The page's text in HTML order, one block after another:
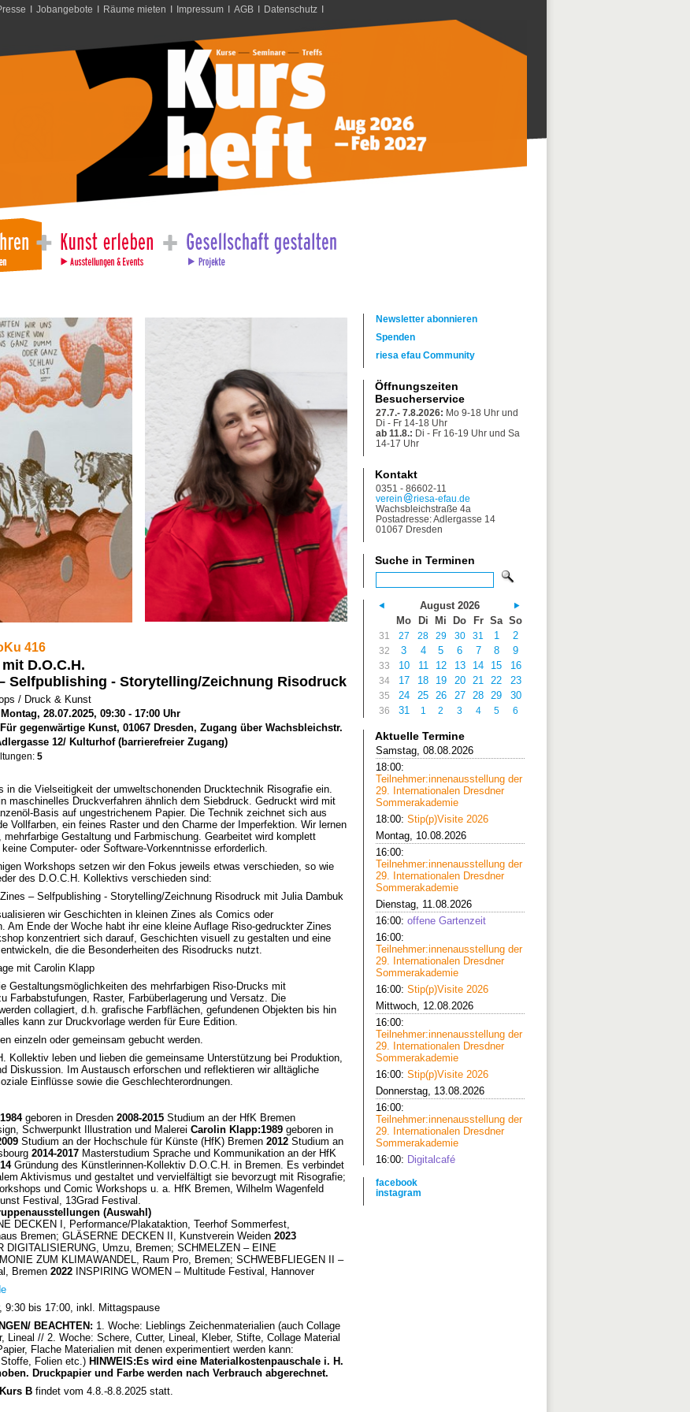
I Jobangebote I Räume mieten I Impressum I AGB I Datenschutz I
416
D.O.C.H.
Selfpublishing - Storytelling/Zeichnung Risodruck
/ Druck & Kunst
28.07.2025, 09:30 - 17:00 Uhr
gegenwärtige Kunst, 01067 Dresden, Zugang über Wachsbleichstr.
12/ Kulturhof (barrierefreier Zugang)
5
in die Vielseitigkeit der umweltschonenden Drucktechnik Risografie ein.
maschinelles Druckverfahren ähnlich dem Siebdruck. Gedruckt wird mit
Basis auf ungestrichenem Papier. Die Technik zeichnet sich aus
Vollfarben, ein feines Raster und den Charme der Imperfektion. Wir lernen
mehrfarbige Gestaltung und Farbmischung. Gearbeitet wird komplett
Computer- oder Software-Vorkenntnisse erforderlich.
Workshops setzen wir den Fokus jeweils etwas verschieden, so wie
des D.O.C.H. Kollektivs verschieden sind:
– Selfpublishing - Storytelling/Zeichnung Risodruck mit Julia Dambuk
wir Geschichten in kleinen Zines als Comics oder
Am Ende der Woche habt ihr eine kleine Auflage Riso-gedruckter Zines
konzentriert sich darauf, Geschichten visuell zu gestalten und eine
die die Besonderheiten des Risodrucks nutzt.
mit Carolin Klapp
Gestaltungsmöglichkeiten des mehrfarbigen Riso-Drucks mit
Farbabstufungen, Raster, Farbüberlagerung und Versatz. Die
collagiert, d.h. grafische Farbflächen, gefundenen Objekten bis hin
kann zur Druckvorlage werden für Eure Edition.
einzeln oder gemeinsam gebucht werden.
Kollektiv leben und lieben die gemeinsame Unterstützung bei Produktion,
Diskussion. Im Austausch erforschen und reflektieren wir alltägliche
Einflüsse sowie die Geschlechterordnungen.
1984 geboren in Dresden 2008-2015 Studium an der HfK Bremen
Schwerpunkt Illustration und Malerei Carolin Klapp:1989 geboren in
Studium an der Hochschule für Künste (HfK) Bremen 2012 Studium an
2014-2017 Masterstudium Sprache und Kommunikation an der HfK
Gründung des Künstlerinnen-Kollektiv D.O.C.H. in Bremen. Es verbindet
Aktivismus und gestaltet und vervielfältigt sie bevorzugt mit Risografie;
und Comic Workshops u. a. HfK Bremen, Wilhelm Wagenfeld
Festival, 13Grad Festival.
(Auswahl)
DECKEN I, Performance/Plakataktion, Teerhof Sommerfest,
Bremen; GLÄSERNE DECKEN II, Kunstverein Weiden 2023
DIGITALISIERUNG, Umzu, Bremen; SCHMELZEN – EINE
ZUM KLIMAWANDEL, Raum Pro, Bremen; SCHWEBFLIEGEN II –
Bremen 2022 INSPIRING WOMEN – Multitude Festival, Hannover
9:30 bis 17:00, inkl. Mittagspause
BEACHTEN: 1. Woche: Lieblings Zeichenmaterialien (auch Collage
Lineal // 2. Woche: Schere, Cutter, Lineal, Kleber, Stifte, Collage Material
Flache Materialien mit denen experimentiert werden kann:
Folien etc.) HINWEIS:Es wird eine Materialkostenpauschale i. H.
Druckpapier und Farbe werden nach Verbrauch abgerechnet.
Kurs B findet vom 4.8.-8.8.2025 statt.
Newsletter abonnieren
Spenden
riesa efau Community
Öffnungszeiten
Besucherservice
27.7.- 7.8.2026: Mo 9-18 Uhr und
Di - Fr 14-18 Uhr
ab 11.8.: Di - Fr 16-19 Uhr und Sa
14-17 Uhr
Kontakt
0351 - 86602-11
verein
riesa-efau.de
Wachsbleichstraße 4a
Postadresse: Adlergasse 14
01067 Dresden
Suche in Terminen
August 2026
Mo
Di Mi Do Fr Sa So
31 27 28 29 30 31 1 2
32 3 4 5 6 7 8 9
33 10 11 12 13 14 15 16
34 17 18 19 20 21 22 23
35 24 25 26 27 28 29 30
36 31 1 2 3 4 5 6
Aktuelle Termine
Samstag, 08.08.2026
18:00:
Teilnehmer:innenausstellung der
29. Internationalen Dresdner
Sommerakademie
18:00: Stip(p)Visite 2026
Montag, 10.08.2026
16:00:
Teilnehmer:innenausstellung der
29. Internationalen Dresdner
Sommerakademie
Dienstag, 11.08.2026
16:00: offene Gartenzeit
16:00:
Teilnehmer:innenausstellung der
29. Internationalen Dresdner
Sommerakademie
16:00: Stip(p)Visite 2026
Mittwoch, 12.08.2026
16:00:
Teilnehmer:innenausstellung der
29. Internationalen Dresdner
Sommerakademie
16:00: Stip(p)Visite 2026
Donnerstag, 13.08.2026
16:00:
Teilnehmer:innenausstellung der
29. Internationalen Dresdner
Sommerakademie
16:00: Digitalcafé
facebook
instagram